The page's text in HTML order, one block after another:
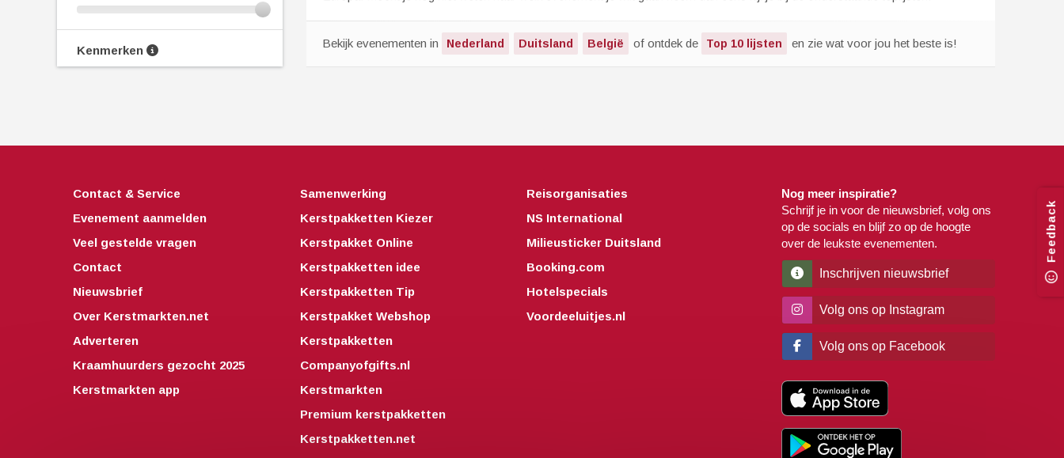
Kenmerken
Bekijk evenementen in Nederland Duitsland België of ontdek de Top 10 lijsten en zie wat voor jou het beste is!
Contact & Service
Evenement aanmelden
Veel gestelde vragen
Contact
Nieuwsbrief
Over Kerstmarkten.net
Adverteren
Kraamhuurders gezocht 2025
Kerstmarkten app
Samenwerking
Kerstpakketten Kiezer
Kerstpakket Online
Kerstpakketten idee
Kerstpakketten Tip
Kerstpakket Webshop
Kerstpakketten
Companyofgifts.nl
Kerstmarkten
Premium kerstpakketten
Kerstpakketten.net
Reisorganisaties
NS International
Milieusticker Duitsland
Booking.com
Hotelspecials
Voordeeluitjes.nl
Nog meer inspiratie?
Schrijf je in voor de nieuwsbrief, volg ons
op de socials en blijf zo op de hoogte
over de leukste evenementen.
Inschrijven nieuwsbrief
Volg ons op Instagram
Volg ons op Facebook
Feedback